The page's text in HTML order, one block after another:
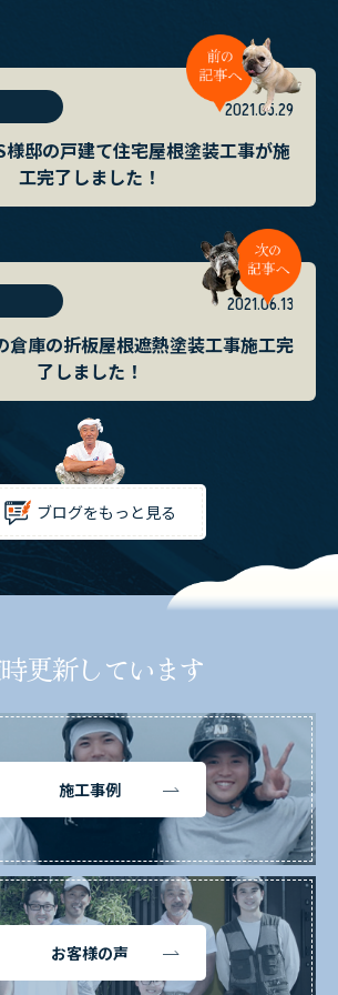
2021.05.29
様邸の戸建て住宅屋根塗装工事が施
工完了しました！
2021.06.13
倉庫の折板屋根遮熱塗装工事施工完
了しました！
ブログをもっと見る
更新しています
施工事例
お客様の声